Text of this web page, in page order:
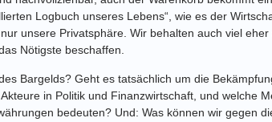
Logbuch unseres Lebens“, wie es der
unsere Privatsphäre. Wir behalten auch viel
Nötigste beschaffen.
Bargelds? Geht es tatsächlich um die
in Politik und Finanzwirtschaft, und welche
bedeuten? Und: Was können wir gegen